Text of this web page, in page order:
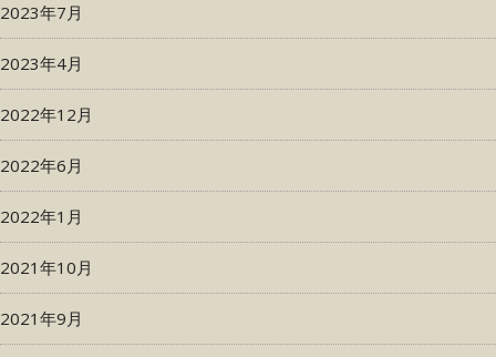
2023年7月
2023年4月
2022年12月
2022年6月
2022年1月
2021年10月
2021年9月